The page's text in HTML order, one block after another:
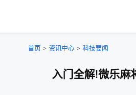
首页 > 资讯中心 > 科技要闻
入门全解!微乐麻